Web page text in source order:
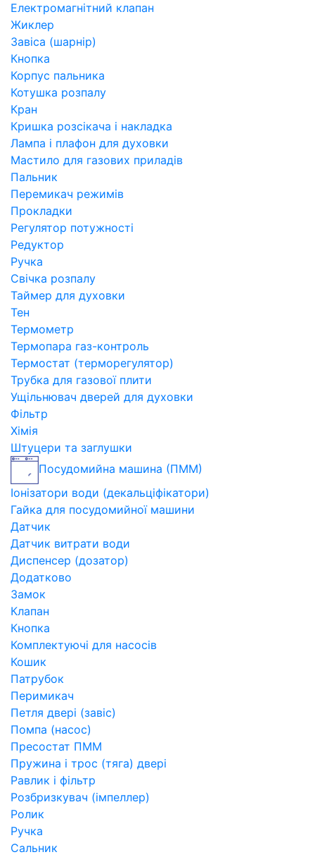
Електромагнітний клапан
Жиклер
Завіса (шарнір)
Кнопка
Корпус пальника
Котушка розпалу
Кран
Кришка розсікача і накладка
Лампа і плафон для духовки
Мастило для газових приладів
Пальник
Перемикач режимів
Прокладки
Регулятор потужності
Редуктор
Ручка
Свічка розпалу
Таймер для духовки
Тен
Термометр
Термопара газ-контроль
Термостат (терморегулятор)
Трубка для газової плити
Ущільнювач дверей для духовки
Фільтр
Хімія
Штуцери та заглушки
Посудомийна машина (ПММ)
Іонізатори води (декальціфікатори)
Гайка для посудомийної машини
Датчик
Датчик витрати води
Диспенсер (дозатор)
Додатково
Замок
Клапан
Кнопка
Комплектуючі для насосів
Кошик
Патрубок
Перимикач
Петля двері (завіс)
Помпа (насос)
Пресостат ПММ
Пружина і трос (тяга) двері
Равлик і фільтр
Розбризкувач (імпеллер)
Ролик
Ручка
Сальник